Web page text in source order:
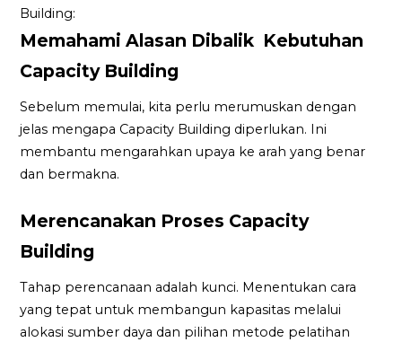
Building:
Memahami Alasan Dibalik Kebutuhan
Capacity Building
Sebelum memulai, kita perlu merumuskan dengan
jelas mengapa Capacity Building diperlukan. Ini
membantu mengarahkan upaya ke arah yang benar
dan bermakna.
Merencanakan Proses Capacity
Building
Tahap perencanaan adalah kunci. Menentukan cara
yang tepat untuk membangun kapasitas melalui
alokasi sumber daya dan pilihan metode pelatihan